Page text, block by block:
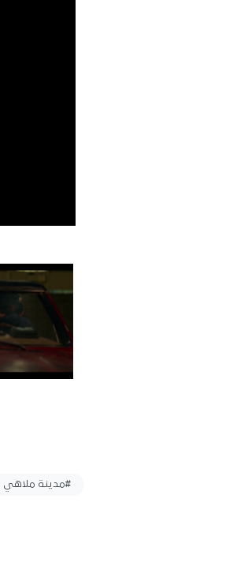
#مدينة ملاهي